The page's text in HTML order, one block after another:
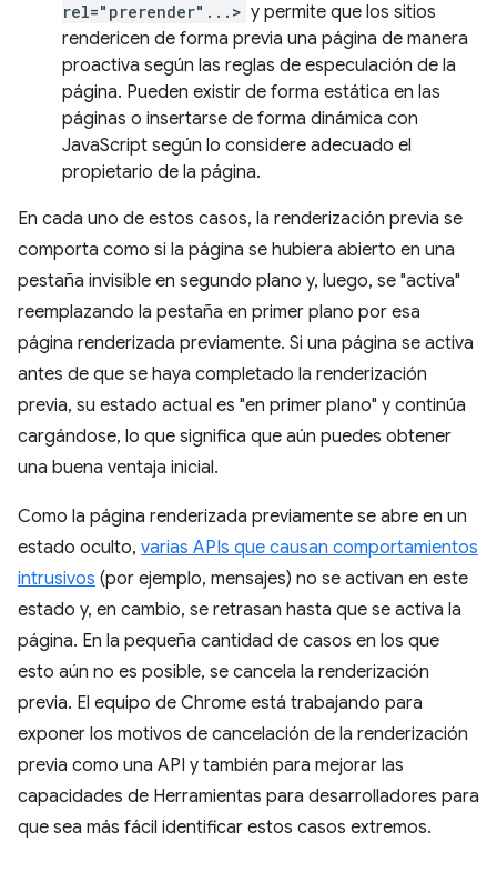
rel="prerender"...> y permite que los sitios
rendericen de forma previa una página de manera
proactiva según las reglas de especulación de la
página. Pueden existir de forma estática en las
páginas o insertarse de forma dinámica con
JavaScript según lo considere adecuado el
propietario de la página.
En cada uno de estos casos, la renderización previa se
comporta como si la página se hubiera abierto en una
pestaña invisible en segundo plano y, luego, se "activa"
reemplazando la pestaña en primer plano por esa
página renderizada previamente. Si una página se activa
antes de que se haya completado la renderización
previa, su estado actual es "en primer plano" y continúa
cargándose, lo que significa que aún puedes obtener
una buena ventaja inicial.
Como la página renderizada previamente se abre en un
estado oculto, varias APIs que causan comportamientos
intrusivos (por ejemplo, mensajes) no se activan en este
estado y, en cambio, se retrasan hasta que se activa la
página. En la pequeña cantidad de casos en los que
esto aún no es posible, se cancela la renderización
previa. El equipo de Chrome está trabajando para
exponer los motivos de cancelación de la renderización
previa como una API y también para mejorar las
capacidades de Herramientas para desarrolladores para
que sea más fácil identificar estos casos extremos.